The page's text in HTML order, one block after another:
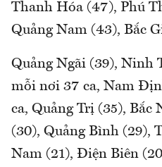
Thanh Hóa (47), Phú
Quảng Nam (43), Bắc
Quảng Ngãi (39), Ninh
mỗi nơi 37 ca, Nam
ca, Quảng Trị (35),
(30), Quảng Bình (29),
Nam (21), Điện Biên